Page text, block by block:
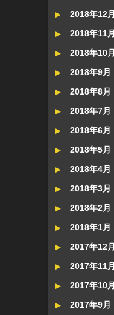
2018年12月
2018年11月
2018年10月
2018年9月
2018年8月
2018年7月
2018年6月
2018年5月
2018年4月
2018年3月
2018年2月
2018年1月
2017年12月
2017年11月
2017年10月
2017年9月